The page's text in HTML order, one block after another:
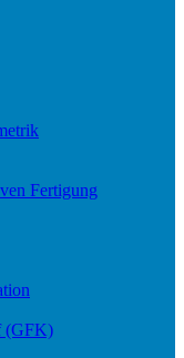
Fertigung
(GFK)